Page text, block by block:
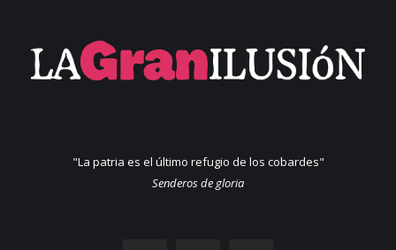
"La patria es el último refugio de los cobardes"
Senderos de gloria